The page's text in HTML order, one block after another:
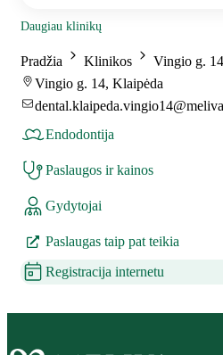
Daugiau klinikų
Pradžia Klinikos Vingio g.
Vingio g. 14, Klaipėda
Endodontija
Paslaugos ir kainos
Gydytojai
Paslaugas taip pat teikia
Registracija internetu